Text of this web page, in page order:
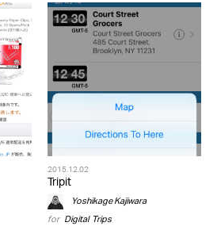
2015.12.02
Tripit
Yoshikage Kajiwara
for Digital,Trips